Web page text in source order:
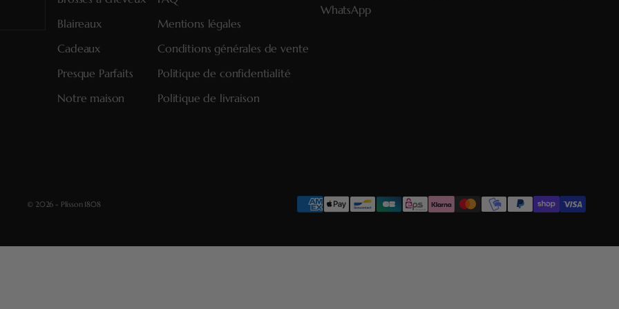
Blaireaux
Cadeaux
Presque Parfaits
Notre maison
Mentions légales
Conditions générales de vente
Politique de confidentialité
Politique de livraison
WhatsApp
© 2026 - Plisson 1808